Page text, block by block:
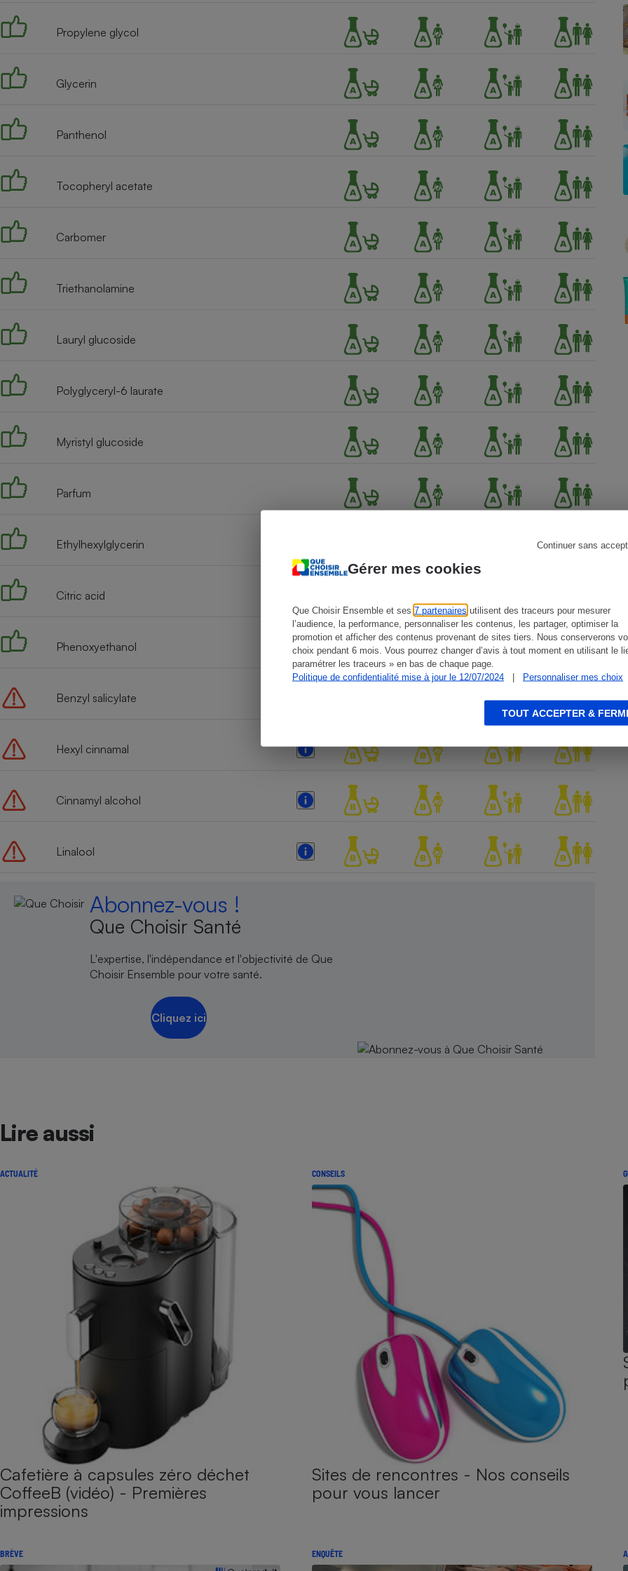
Gérer mes cookies
Que Choisir Ensemble et ses 7 partenaires utilisent des traceurs pour mesurer
l’audience, la performance, personnaliser les contenus, les partager, optimiser la
promotion et afficher des contenus provenant de sites tiers. Nous conserverons
choix pendant 6 mois. Vous pourrez changer d’avis à tout moment en utilisant le
paramétrer les traceurs » en bas de chaque page.
Politique de confidentialité mise à jour le 12/07/2024
| Personnaliser mes choix
Continuer sans
TOUT ACCEPTER &
Propylene glycol
Glycerin
Panthenol
Tocopheryl acetate
Carbomer
Triethanolamine
Lauryl glucoside
Polyglyceryl-6 laurate
Myristyl glucoside
Parfum
Ethylhexylglycerin
Citric acid
Phenoxyethanol
Benzyl salicylate
Hexyl cinnamal
Cinnamyl alcohol
Linalool
Abonnez-vous !
Que Choisir Santé
L'expertise, l'indépendance et l'objectivité de Que
Choisir Ensemble pour votre santé.
Cliquez ici
Lire aussi
ACTUALITÉ
Cafetière à capsules zéro déchet
CoffeeB (vidéo) - Premières
impressions
CONSEILS
Sites de rencontres - Nos conseils
pour vous lancer
BRÈVE ENQUÊTE
Four encastrable
Aspirateur
Réfrigérateur
Appareil photo
Lessive